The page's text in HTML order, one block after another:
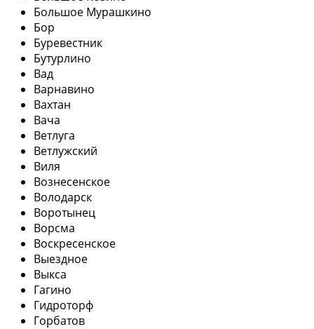
Большое Мурашкино
Бор
Буревестник
Бутурлино
Вад
Варнавино
Вахтан
Вача
Ветлуга
Ветлужский
Виля
Вознесенское
Володарск
Воротынец
Ворсма
Воскресенское
Выездное
Выкса
Гагино
Гидроторф
Горбатов